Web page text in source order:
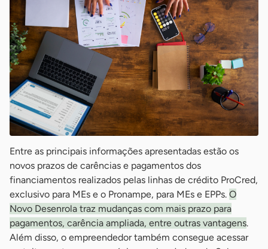
Entre as principais informações apresentadas estão os
novos prazos de carências e pagamentos dos
financiamentos realizados pelas linhas de crédito ProCred,
exclusivo para MEs e o Pronampe, para MEs e EPPs. O
Novo Desenrola traz mudanças com mais prazo para
pagamentos, carência ampliada, entre outras vantagens.
Além disso, o empreendedor também consegue acessar